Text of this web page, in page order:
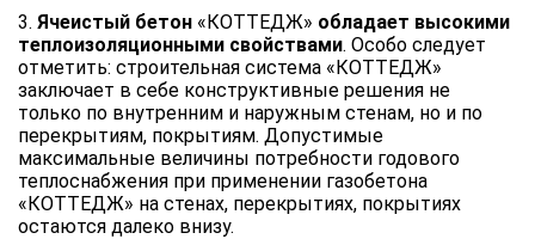
3. Ячеистый бетон «КОТТЕДЖ» обладает высокими
теплоизоляционными свойствами. Особо следует
отметить: строительная система «КОТТЕДЖ»
заключает в себе конструктивные решения не
только по внутренним и наружным стенам, но и по
перекрытиям, покрытиям. Допустимые
максимальные величины потребности годового
теплоснабжения при применении газобетона
«КОТТЕДЖ» на стенах, перекрытиях, покрытиях
остаются далеко внизу.